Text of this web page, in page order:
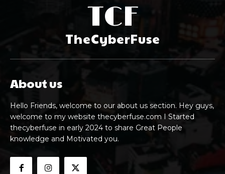
TCF
TheCyberFuse
About us
Hello Friends, welcome to our about us section. Hey guys,
welcome to my website thecyberfuse.com I Started
thecyberfuse in early 2024 to share Great People
knowledge and Motivated you.